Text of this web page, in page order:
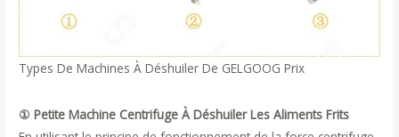
Types De Machines À Déshuiler De GELGOOG Prix
① Petite Machine Centrifuge À Déshuiler Les Aliments Frits